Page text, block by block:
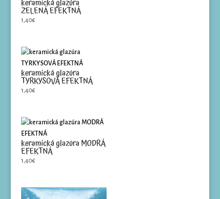
keramická glazúra
ZELENÁ EFEKTNÁ
1,40€
keramická glazúra
TYRKYSOVÁ EFEKTNÁ
1,40€
keramická glazúra MODRÁ
EFEKTNÁ
1,40€